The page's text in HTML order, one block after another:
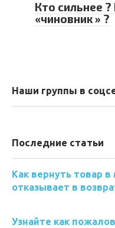
Кто сильнее ?
«чиновник » ?
Наши группы в
Последние статьи
Как вернуть товар
отказывает в
Узнайте как